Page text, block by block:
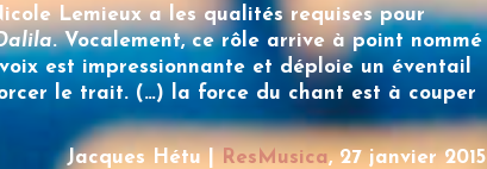
Lemieuxa les qualités requises pour
. Vocalement, ce rôle arrive à point nommé
est impressionnante et déploie un éventail
le trait. (…) la force du chant est à couper
Jacques Hétu |
ResMusica, 27 janvier 2015